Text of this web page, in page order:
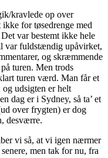
kravlede op over
for tøsedrenge med
var bestemt ikke hele
var fuldstændig upåvirket,
og skræmmende
turen. Men trods
turen værd. Man får et
udsigten er helt
dag er i Sydney, så ta’ et
over frygten) er dog
desværre.
vi så, at vi igen nærmer
men tak for nu, fra